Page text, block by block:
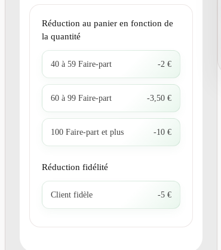
Réduction au panier en fonction de
la quantité
40 à 59 Faire-part -2 €
60 à 99 Faire-part -3,50 €
100 Faire-part et plus -10 €
Réduction fidélité
Client fidèle -5 €